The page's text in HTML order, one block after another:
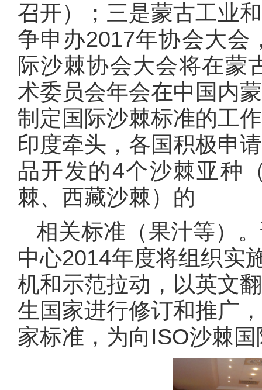
召开）；三是蒙古工业
争申办2017年协会大会
际沙棘协会大会将在蒙
术委员会年会在中国内
制定国际沙棘标准的工
印度牵头，各国积极申
品开发的4个沙棘亚种
棘、西藏沙棘）的
相关标准（果汁等）
中心2014年度将组织实
机和示范拉动，以英文
生国家进行修订和推广
家标准，为向 ISO沙棘